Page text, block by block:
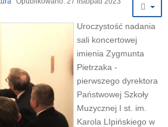
Uroczystość nadania
sali koncertowej
imienia Zygmunta
Pietrzaka -
pierwszego dyrektora
Państwowej Szkoły
Muzycznej I st. im.
Karola LIpińskiego w